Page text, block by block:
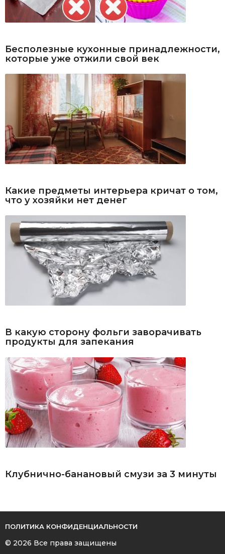
Бесполезные кухонные принадлежности,
которые уже отжили свой век
Какие предметы интерьера кричат о том,
что у хозяйки нет денег
В какую сторону фольги заворачивать
продукты для запекания
Клубнично-банановый смузи за 3 минуты
ПОЛИТИКА КОНФИДЕНЦИАЛЬНОСТИ
© 2026 Все права защищены